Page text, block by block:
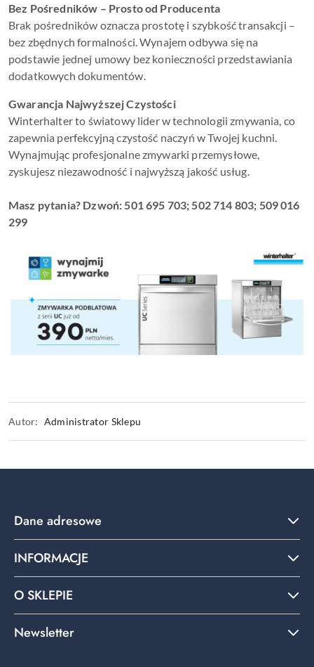
Bez Pośredników – Prosto od Producenta
Brak pośredników oznacza prostotę i szybkość transakcji –
bez zbędnych formalności. Wynajem odbywa się na
podstawie jednej umowy bez konieczności przedstawiania
dodatkowych dokumentów.
Gwarancja Najwyższej Czystości
Winterhalter to światowy lider w technologii zmywania, co
zapewnia perfekcyjną czystość naczyń w Twojej kuchni.
Wynajmując profesjonalne zmywarki przemysłowe,
zyskujesz niezawodność i najwyższą jakość usług.
Masz pytania? Dzwoń: 501 695 703; 502 714 803; 509 016
299
Autor: Administrator Sklepu
Dane adresowe
INFORMACJE
O SKLEPIE
Newsletter